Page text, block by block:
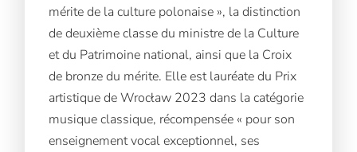
mérite de la culture polonaise », la distinction
de deuxième classe du ministre de la Culture
et du Patrimoine national, ainsi que la Croix
de bronze du mérite. Elle est lauréate du Prix
artistique de Wrocław 2023 dans la catégorie
musique classique, récompensée « pour son
enseignement vocal exceptionnel, ses